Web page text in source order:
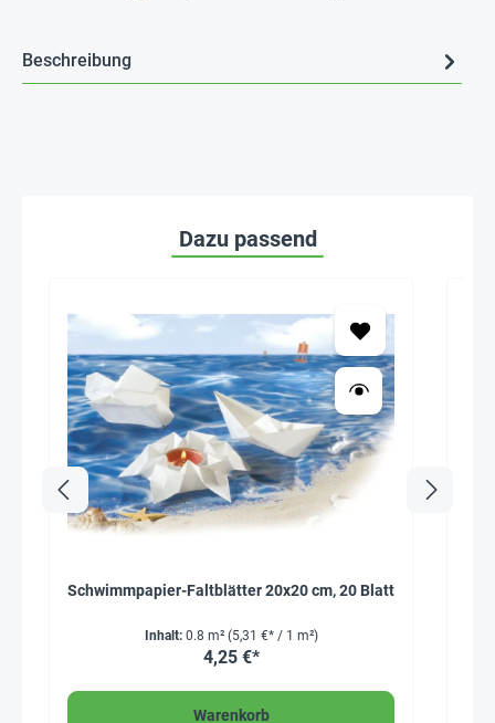
Beschreibung
Dazu passend
Schwimmpapier-Faltblätter 20x20 cm, 20 Blatt
Inhalt: 0.8 m² (5,31 €* / 1 m²)
4,25 €*
Warenkorb